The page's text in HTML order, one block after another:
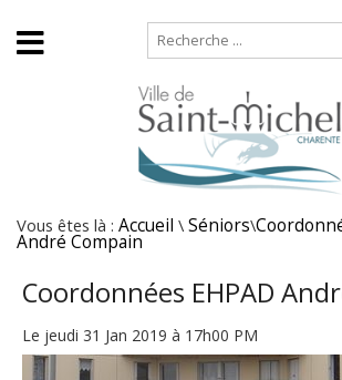
Vous êtes là : Accueil \ Séniors\
André Compain
Coordonnées EHPAD
Le jeudi 31 Jan 2019 à 17h00 PM